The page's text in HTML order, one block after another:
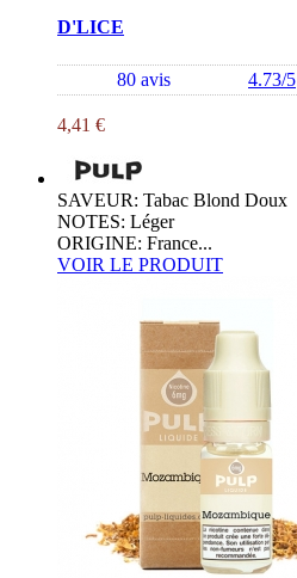
D'LICE
80 avis 4.73/5
4,41 €
SAVEUR: Tabac Blond Doux
NOTES: Léger
ORIGINE: France...
VOIR LE PRODUIT